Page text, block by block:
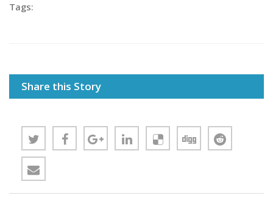
Tags:
Share this Story